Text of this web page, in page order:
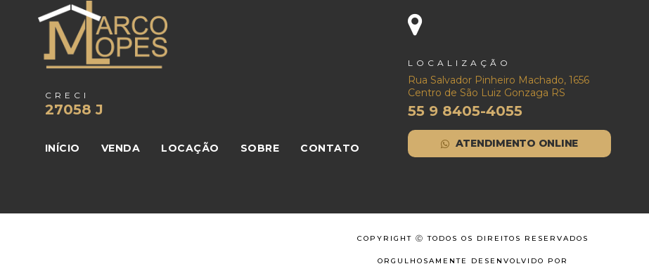
CRECI
27058 J
INÍCIO VENDA LOCAÇÃO SOBRE CONTATO
LOCALIZAÇÃO
Rua Salvador Pinheiro Machado, 1656
Centro de São Luiz Gonzaga RS
55 9 8405-4055
ATENDIMENTO ONLINE
COPYRIGHT Ⓒ TODOS OS DIREITOS RESERVADOS
ORGULHOSAMENTE DESENVOLVIDO POR